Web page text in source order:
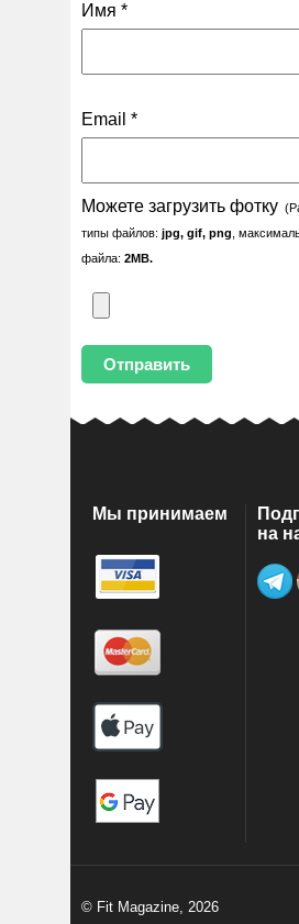
Имя *
Email *
Можете загрузить фотку
типы файлов: jpg, gif, png ,
файла: 2MB.
Мы принимаем
на
© Fit Magazine, 2026